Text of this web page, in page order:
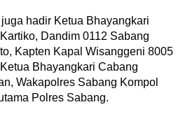
hadir Ketua Bhayangkari
Dandim 0112 Sabang
Kapten Kapal Wisanggeni 8005
Bhayangkari Cabang
Wakapolres Sabang Kompol
Polres Sabang.